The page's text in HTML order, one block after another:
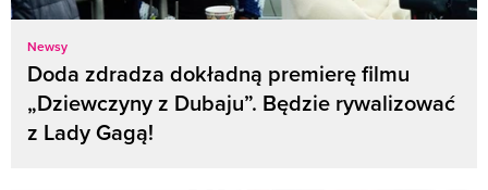
Newsy
Doda zdradza dokładną premierę filmu
„Dziewczyny z Dubaju”. Będzie rywalizować
z Lady Gagą!